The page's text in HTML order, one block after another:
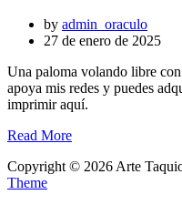
by admin_oraculo
27 de enero de 2025
Una paloma volando libre
apoya mis redes y puedes
imprimir aquí.
Read More
Copyright © 2026 Arte
Theme